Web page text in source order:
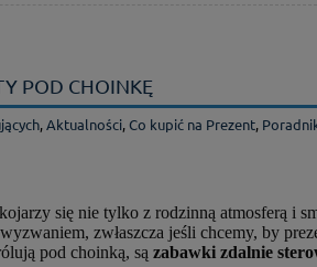
POD CHOINKĘ
,Aktualności,Co kupić na Prezent,
się nie tylko z rodzinną atmosferą i
zwłaszcza jeśli chcemy, by
pod choinką, są zabawki zdalnie